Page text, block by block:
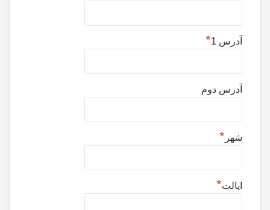
آدرس 1 *
آدرس دوم
شهر *
ایالت*